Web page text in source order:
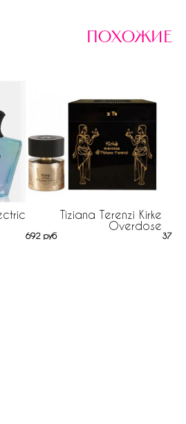
похожие
Tiziana Terenzi Kirke
Overdose
692 руб 37